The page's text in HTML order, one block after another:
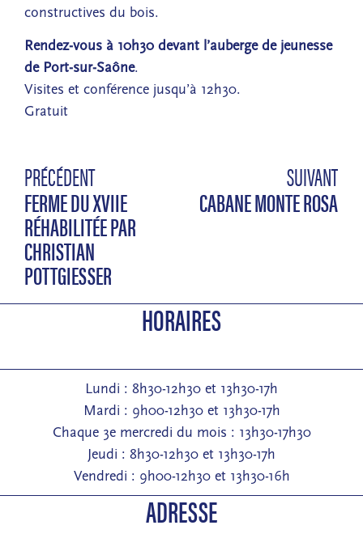
constructives du bois.
Rendez-vous à 10h30 devant l’auberge de jeunesse
de Port-sur-Saône.
Visites et conférence jusqu’à 12h30.
Gratuit
PRÉCÉDENT
FERME DU XVIIE
RÉHABILITÉE PAR
CHRISTIAN
POTTGIESSER
SUIVANT
CABANE MONTE ROSA
HORAIRES
Lundi : 8h30-12h30 et 13h30-17h
Mardi : 9h00-12h30 et 13h30-17h
Chaque 3e mercredi du mois : 13h30-17h30
Jeudi : 8h30-12h30 et 13h30-17h
Vendredi : 9h00-12h30 et 13h30-16h
ADRESSE